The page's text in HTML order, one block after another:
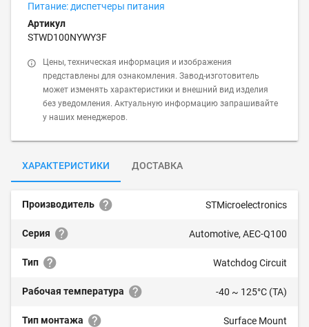
Питание: диспетчеры питания
Артикул
STWD100NYWY3F
Цены, техническая информация и изображения
представлены для ознакомления. Завод-изготовитель
может изменять характеристики и внешний вид изделия
без уведомления. Актуальную информацию запрашивайте
у наших менеджеров.
ХАРАКТЕРИСТИКИ ДОСТАВКА
Производитель STMicroelectronics
Серия Automotive, AEC-Q100
Тип Watchdog Circuit
Рабочая температура -40 ~ 125°C (TA)
Тип монтажа Surface Mount